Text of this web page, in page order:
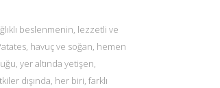
beslenmenin, lezzetli ve
havuç ve soğan, hemen
yer altında yetişen,
dışında, her biri, farklı